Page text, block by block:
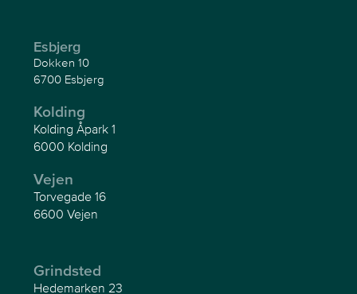
Esbjerg
Dokken 10
6700 Esbjerg
Kolding
Kolding Åpark 1
6000 Kolding
Vejen
Torvegade 16
6600 Vejen
Grindsted
Hedemarken 23